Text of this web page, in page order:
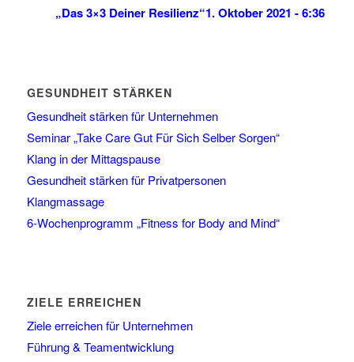
„Das 3×3 Deiner Resilienz“1. Oktober 2021 - 6:36
GESUNDHEIT STÄRKEN
Gesundheit stärken für Unternehmen
Seminar „Take Care Gut Für Sich Selber Sorgen“
Klang in der Mittagspause
Gesundheit stärken für Privatpersonen
Klangmassage
6-Wochenprogramm „Fitness for Body and Mind“
ZIELE ERREICHEN
Ziele erreichen für Unternehmen
Führung & Teamentwicklung